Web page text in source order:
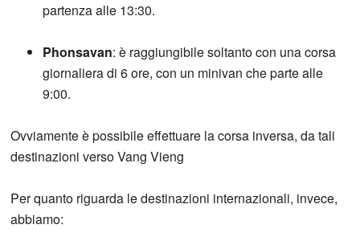
partenza alle 13:30.
Phonsavan: è raggiungibile soltanto con una corsa
giornaliera di 6 ore, con un minivan che parte alle
9:00.
Ovviamente è possibile effettuare la corsa inversa, da tali
destinazioni verso Vang Vieng
Per quanto riguarda le destinazioni internazionali, invece,
abbiamo: